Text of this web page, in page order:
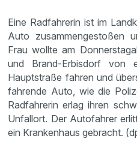
Eine Radfahrerin ist im
Auto zusammengestoßen
Frau wollte am
und Brand-Erbisdorf von
Hauptstraße fahren und
fahrende Auto, wie die
Radfahrerin erlag ihren
Unfallort. Der Autofahrer
ein Krankenhaus gebracht.